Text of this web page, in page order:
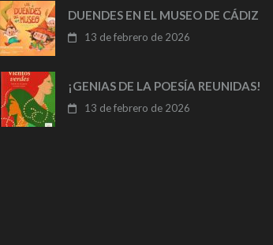
DUENDES EN EL MUSEO DE CÁDIZ
13 de febrero de 2026
¡GENIAS DE LA POESÍA REUNIDAS!
13 de febrero de 2026